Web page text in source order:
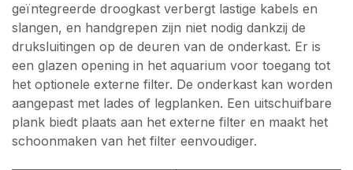
geïntegreerde droogkast verbergt lastige kabels en
slangen, en handgrepen zijn niet nodig dankzij de
druksluitingen op de deuren van de onderkast. Er is
een glazen opening in het aquarium voor toegang tot
het optionele externe filter. De onderkast kan worden
aangepast met lades of legplanken. Een uitschuifbare
plank biedt plaats aan het externe filter en maakt het
schoonmaken van het filter eenvoudiger.